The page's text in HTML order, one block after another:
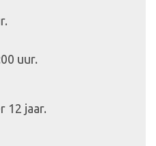
uur.
12 jaar.